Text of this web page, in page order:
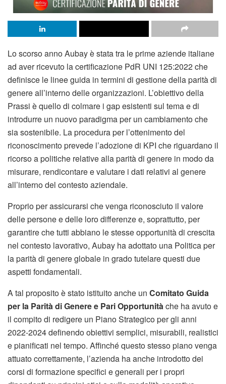
Lo scorso anno Aubay è stata tra le prime aziende italiane
ad aver ricevuto la certificazione PdR UNI 125:2022 che
definisce le linee guida in termini di gestione della parità di
genere all’interno delle organizzazioni. L’obiettivo della
Prassi è quello di colmare i gap esistenti sul tema e di
introdurre un nuovo paradigma per un cambiamento che
sia sostenibile. La procedura per l’ottenimento del
riconoscimento prevede l’adozione di KPI che riguardano il
ricorso a politiche relative alla parità di genere in modo da
misurare, rendicontare e valutare i dati relativi al genere
all’interno del contesto aziendale.
Proprio per assicurarsi che venga riconosciuto il valore
delle persone e delle loro differenze e, soprattutto, per
garantire che tutti abbiano le stesse opportunità di crescita
nel contesto lavorativo, Aubay ha adottato una Politica per
la parità di genere globale in grado tutelare questi due
aspetti fondamentali.
A tal proposito è stato istituito anche un Comitato Guida
per la Parità di Genere e Pari Opportunitàche ha avuto e
il compito di redigere un Piano Strategico per gli anni
2022-2024 definendo obiettivi semplici, misurabili, realistici
e pianificati nel tempo. Affinché questo stesso piano venga
attuato correttamente, l’azienda ha anche introdotto dei
corsi di formazione specifici e generali per i propri